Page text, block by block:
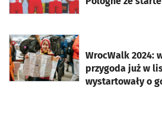
WrocWalk 2024:
przygoda już w
wystartowały o
otworzy się w nowej karcie